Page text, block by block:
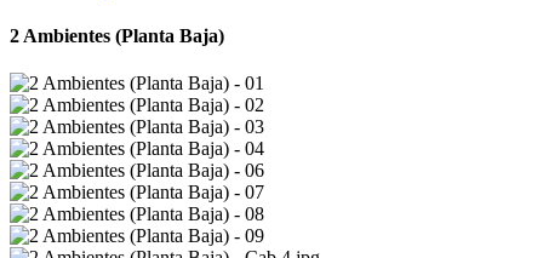
2 Ambientes (Planta Baja)